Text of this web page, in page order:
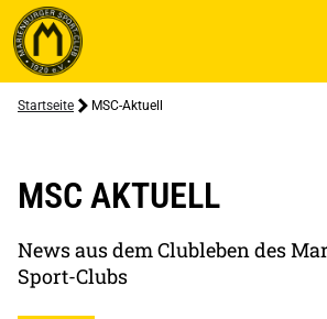
Startseite MSC-Aktuell
MSC AKTUELL
News aus dem Clubleben des
Sport-Clubs